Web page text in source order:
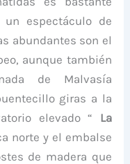
espectáculo de
abundantes son el
aunque también
de Malvasía
giras a la
elevado “ La
norte y el embalse
de madera que